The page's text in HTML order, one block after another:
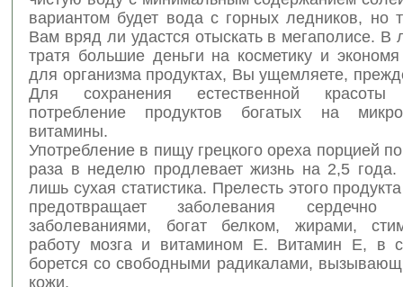
вариантом будет вода с горных ледников, но
Вам вряд ли удастся отыскать в мегаполисе. В
тратя большие деньги на косметику и
для организма продуктах, Вы ущемляете,
Для сохранения естественной красоты
потребление продуктов богатых на
витамины.
Употребление в пищу грецкого ореха порцией
раза в неделю продлевает жизнь на 2,5 года.
лишь сухая статистика. Прелесть этого
предотвращает заболевания сердечно
заболеваниями, богат белком, жирами,
работу мозга и витамином Е. Витамин Е, в
борется со свободными радикалами,
кожи.